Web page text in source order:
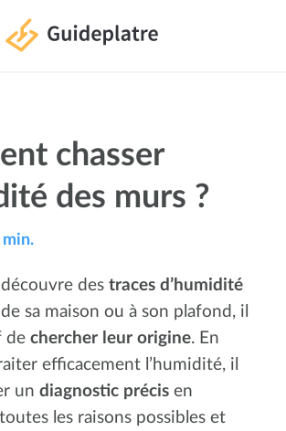
chasser
des murs ?
min.
découvre des traces d’humidité
de sa maison ou à son plafond, il
de chercher leur origine. En
efficacement l’humidité, il
un diagnostic précis en
les raisons possibles et